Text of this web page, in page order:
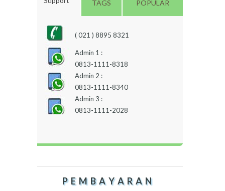
TAGS POPULAR
( 021 ) 8895 8321
Admin 1 :
0813-1111-8318
Admin 2 :
0813-1111-8340
Admin 3 :
0813-1111-2028
P E M B A Y A R A N